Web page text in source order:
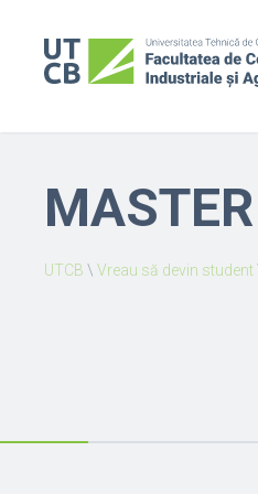
UTCB \ Vreau să devin student